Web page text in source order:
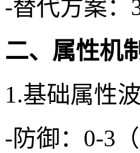
-替代方案：
二、属性机
1.基础属性
-防御：0-3（